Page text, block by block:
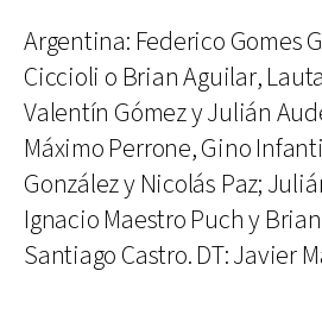
Argentina: Federico Gomes
Ciccioli o Brian Aguilar,
Valentín Gómez y Julián
Máximo Perrone, Gino
González y Nicolás Paz;
Ignacio Maestro Puch y
Santiago Castro. DT: Javier